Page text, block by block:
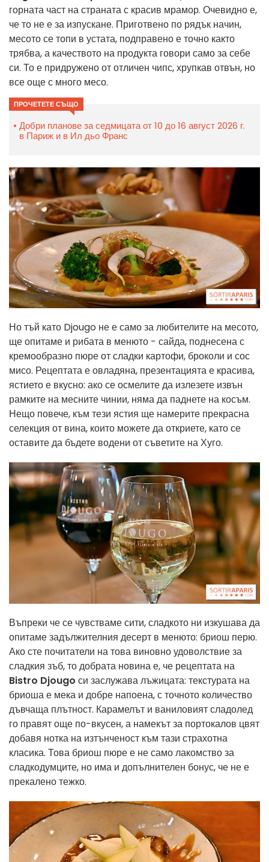
горната част на страната с красив мрамор. Очевидно е,
че то не е за изпускане. Приготвено по рядък начин,
месото се топи в устата, подправено е точно както
трябва, а качеството на продукта говори само за себе
си. То е придружено от отличен чипс, хрупкав отвън, но
все още с много месо.
ПРОЧЕТЕТЕ СЪЩО
Добри планове за седмицата от 10 до 16 август 2026 г.
в Париж и в Ил дьо Франс
Но тъй като Djougo не е само за любителите на месото,
ще опитаме и рибата в менюто - сайда, поднесена с
кремообразно пюре от сладки картофи, броколи и сос
мисо. Рецептата е овладяна, презентацията е красива,
ястието е вкусно: ако се осмелите да излезете извън
рамките на месните чинии, няма да паднете на косъм.
Нещо повече, към тези ястия ще намерите прекрасна
селекция от вина, които можете да откриете, като се
оставите да бъдете водени от съветите на Хуго.
Въпреки че се чувстваме сити, сладкото ни изкушава да
опитаме задължителния десерт в менюто: бриош перю.
Ако сте почитатели на това виновно удоволствие за
сладкия зъб, то добрата новина е, че рецептата на
Bistro Djougo си заслужава лъжицата: текстурата на
бриоша е мека и добре напоена, с точното количество
дъвчаща плътност. Карамелът и ваниловият сладолед
го правят още по-вкусен, а намекът за портокалов цвят
добавя нотка на изтънченост към тази страхотна
класика. Това бриош пюре е не само лакомство за
сладкодумците, но има и допълнителен бонус, че не е
прекалено тежко.